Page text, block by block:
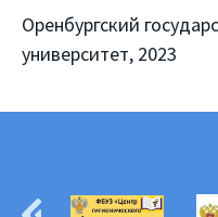
Оренбургский
университет, 2023